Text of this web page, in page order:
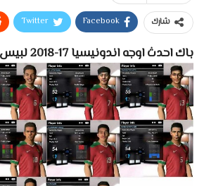
شارك Facebook
Twitter
باك احدث اوجه اندونيسيا 17-2018 لبيس 17